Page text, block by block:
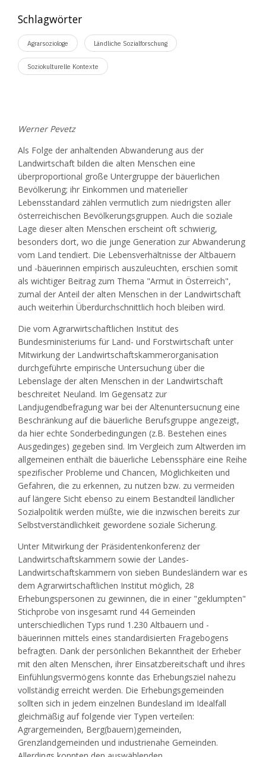
Schlagwörter
Agrarsoziologe Ländliche Sozialforschung
Soziokulturelle Kontexte
Werner Pevetz
Als Folge der anhaltenden Abwanderung aus der
Landwirtschaft bilden die alten Menschen eine
überproportional große Untergruppe der bäuerlichen
Bevölkerung; ihr Einkommen und materieller
Lebensstandard zählen vermutlich zum niedrigsten aller
österreichischen Bevölkerungsgruppen. Auch die soziale
Lage dieser alten Menschen erscheint oft schwierig,
besonders dort, wo die junge Generation zur Abwanderung
vom Land tendiert. Die Lebensverhältnisse der Altbauern
und -bäuerinnen empirisch auszuleuchten, erschien somit
als wichtiger Beitrag zum Thema "Armut in Österreich",
zumal der Anteil der alten Menschen in der Landwirtschaft
auch weiterhin Überdurchschnittlich hoch bleiben wird.
Die vom Agrarwirtschaftlichen Institut des
Bundesministeriums für Land- und Forstwirtschaft unter
Mitwirkung der Landwirtschaftskammerorganisation
durchgeführte empirische Untersuchung über die
Lebenslage der alten Menschen in der Landwirtschaft
beschreitet Neuland. Im Gegensatz zur
Landjugendbefragung war bei der Altenuntersucnung eine
Beschränkung auf die bäuerliche Berufsgruppe angezeigt,
da hier echte Sonderbedingungen (z.B. Bestehen eines
Ausgedinges) gegeben sind. Im Vergleich zum Altwerden im
allgemeinen enthält die bäuerliche Lebenssphäre eine Reihe
spezifischer Probleme und Chancen, Möglichkeiten und
Gefahren, die zu erkennen, zu nutzen bzw. zu vermeiden
auf längere Sicht ebenso zu einem Bestandteil ländlicher
Sozialpolitik werden müßte, wie die inzwischen bereits zur
Selbstverständlichkeit gewordene soziale Sicherung.
Unter Mitwirkung der Präsidentenkonferenz der
Landwirtschaftskammern sowie der Landes-
Landwirtschaftskammern von sieben Bundesländern war es
dem Agrarwirtschaftlichen Institut möglich, 28
Erhebungspersonen zu gewinnen, die in einer "geklumpten"
Stichprobe von insgesamt rund 44 Gemeinden
unterschiedlichen Typs rund 1.230 Altbauern und -
bäuerinnen mittels eines standardisierten Fragebogens
befragten. Dank der persönlichen Bekanntheit der Erheber
mit den alten Menschen, ihrer Einsatzbereitschaft und ihres
Einfühlungsvermögens konnte das Erhebungsziel nahezu
vollständig erreicht werden. Die Erhebungsgemeinden
sollten sich in jedem einzelnen Bundesland im Idealfall
gleichmäßig auf folgende vier Typen verteilen:
Agrargemeinden, Berg(bauern)gemeinden,
Grenzlandgemeinden und industrienahe Gemeinden.